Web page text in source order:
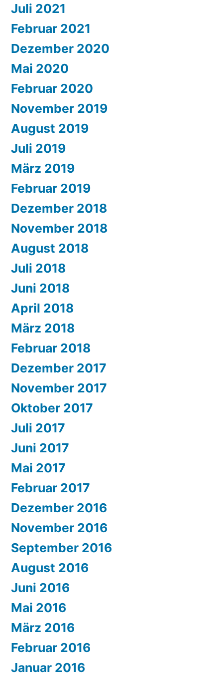
Juli 2021
Februar 2021
Dezember 2020
Mai 2020
Februar 2020
November 2019
August 2019
Juli 2019
März 2019
Februar 2019
Dezember 2018
November 2018
August 2018
Juli 2018
Juni 2018
April 2018
März 2018
Februar 2018
Dezember 2017
November 2017
Oktober 2017
Juli 2017
Juni 2017
Mai 2017
Februar 2017
Dezember 2016
November 2016
September 2016
August 2016
Juni 2016
Mai 2016
März 2016
Februar 2016
Januar 2016